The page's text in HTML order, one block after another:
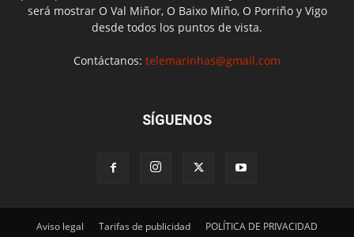
será mostrar O Val Miñor, O Baixo Miño, O Porriño y Vigo
desde todos los puntos de vista.
Contáctanos: telemarinhas@gmail.com
SÍGUENOS
Aviso legal Tarifas de publicidad POLÍTICA DE PRIVACIDAD